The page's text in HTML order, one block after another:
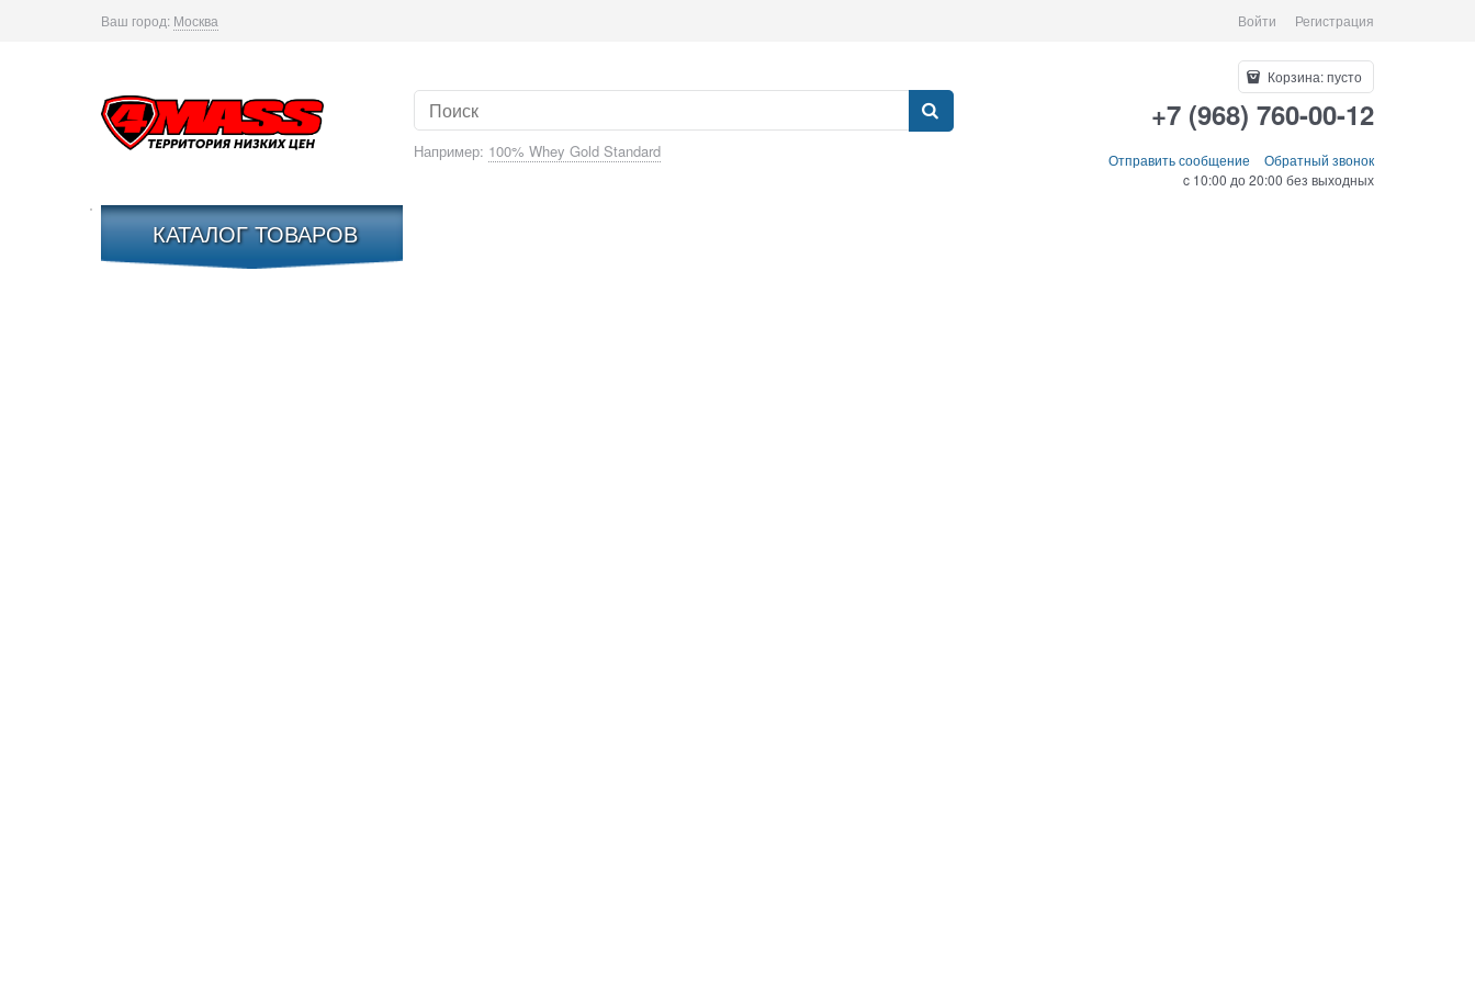
Ваш город: Москва Войти Регистрация
Например: 100% Whey Gold Standard
Корзина:пусто
+7 (968) 760-00-12
Отправить сообщение
Обратный звонок
c 10:00 до 20:00 без выходных
КАТАЛОГ ТОВАРОВ